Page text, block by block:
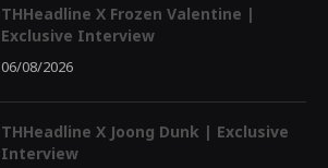
THHeadline X Frozen Valentine |
Exclusive Interview
06/08/2026
THHeadline X Joong Dunk | Exclusive
Interview